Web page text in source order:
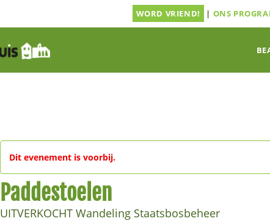
WORD VRIEND! | ONS
Dit evenement is voorbij.
Paddestoelen
UITVERKOCHT Wandeling Staatsbosbeheer